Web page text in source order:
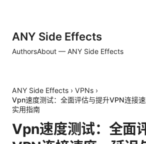
ANY Side Effects
AuthorsAbout — ANY Side Effects
ANY Side Effects › VPNs ›
Vpn速度测试：全面评估与提升VPN连接
实用指南
Vpn速度测试：全面